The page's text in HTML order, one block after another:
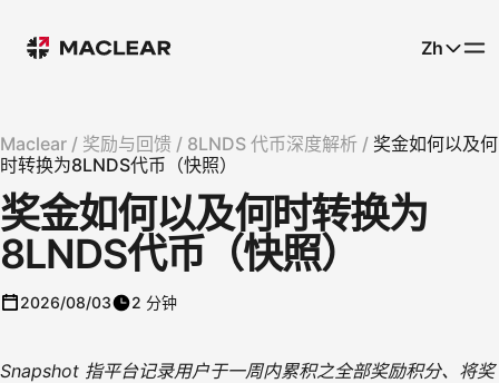
Zh
Maclear / 奖励与回馈 / 8LNDS 代币深度解析 / 奖金如何以及何
时转换为8LNDS代币（快照）
奖金如何以及何时转换为
8LNDS代币（快照）
2026/08/03 2 分钟
Snapshot 指平台记录用户于一周内累积之全部奖励积分、将奖